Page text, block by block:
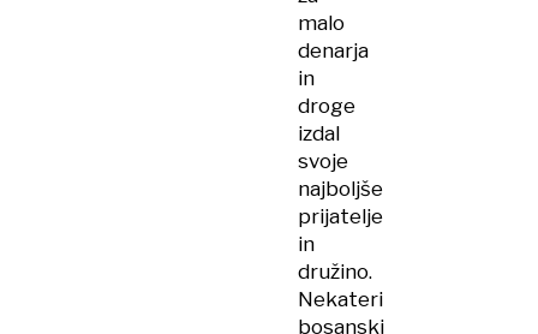
malo
denarja
in
droge
izdal
svoje
najboljše
prijatelje
in
družino.
Nekateri
bosanski